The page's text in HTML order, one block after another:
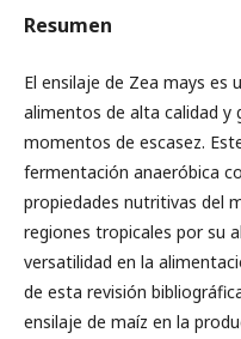
Resumen
El ensilaje de Zea mays es
alimentos de alta calidad y
momentos de escasez.
fermentación anaeróbica
propiedades nutritivas del
regiones tropicales por su
versatilidad en la
de esta revisión
ensilaje de maíz en la